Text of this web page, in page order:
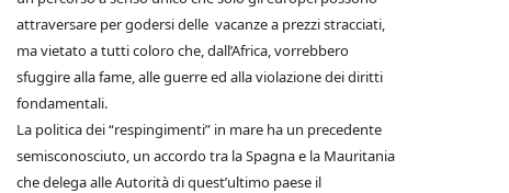
attraversare per godersi delle vacanze a prezzi stracciati,
ma vietato a tutti coloro che, dall’Africa, vorrebbero
sfuggire alla fame, alle guerre ed alla violazione dei diritti
fondamentali.
La politica dei “respingimenti” in mare ha un precedente
semisconosciuto, un accordo tra la Spagna e la Mauritania
che delega alle Autorità di quest’ultimo paese il